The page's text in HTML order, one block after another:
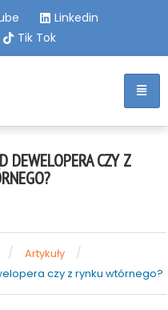
Linkedin
Tik Tok
DEWELOPERA CZY Z
/ Artykuły /
czy z rynku wtórnego?